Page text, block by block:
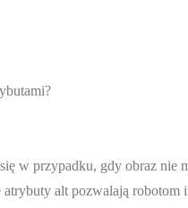
w przypadku, gdy obraz nie
alt pozwalają robotom